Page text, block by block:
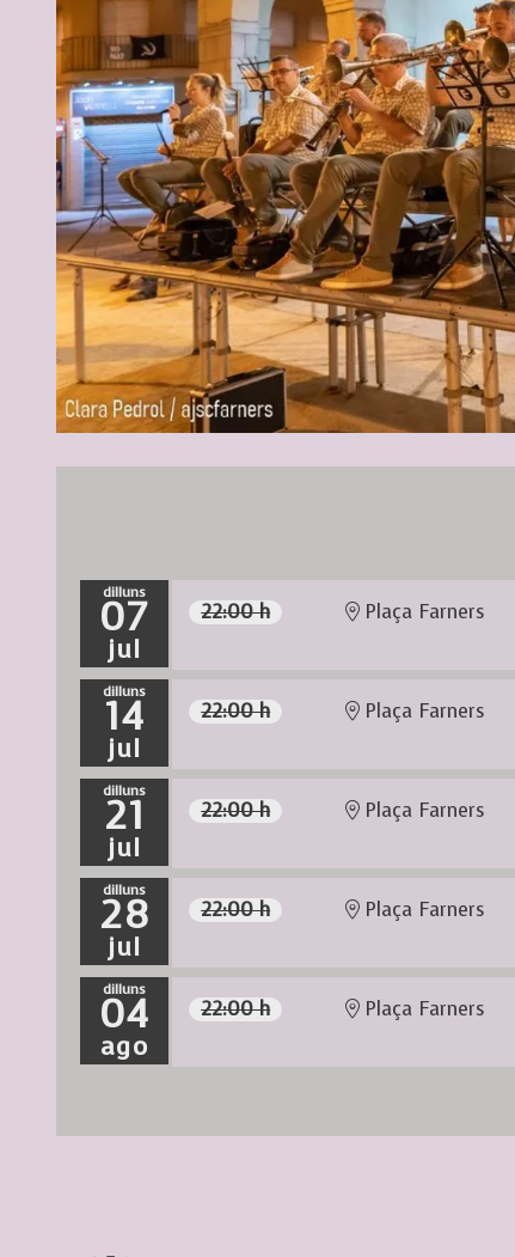
dilluns
07
jul
22:00 h Plaça Farners
dilluns
14
jul
22:00 h Plaça Farners
dilluns
21
jul
22:00 h Plaça Farners
dilluns
28
jul
22:00 h Plaça Farners
dilluns
04
ago
22:00 h Plaça Farners